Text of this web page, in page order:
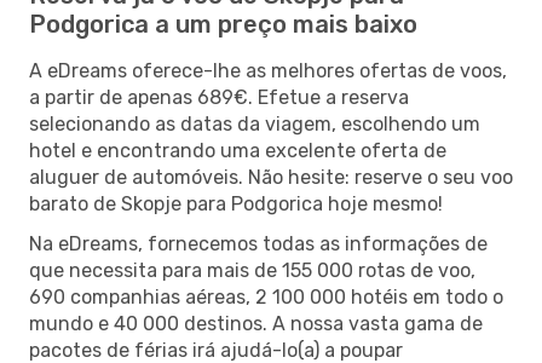
Podgorica a um preço mais baixo
A eDreams oferece-lhe as melhores ofertas de voos,
a partir de apenas 689€. Efetue a reserva
selecionando as datas da viagem, escolhendo um
hotel e encontrando uma excelente oferta de
aluguer de automóveis. Não hesite: reserve o seu voo
barato de Skopje para Podgorica hoje mesmo!
Na eDreams, fornecemos todas as informações de
que necessita para mais de 155 000 rotas de voo,
690 companhias aéreas, 2 100 000 hotéis em todo o
mundo e 40 000 destinos. A nossa vasta gama de
pacotes de férias irá ajudá-lo(a) a poupar